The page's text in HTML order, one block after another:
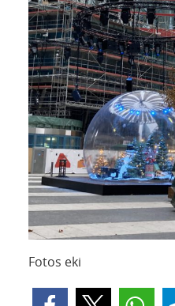
Fotos eki